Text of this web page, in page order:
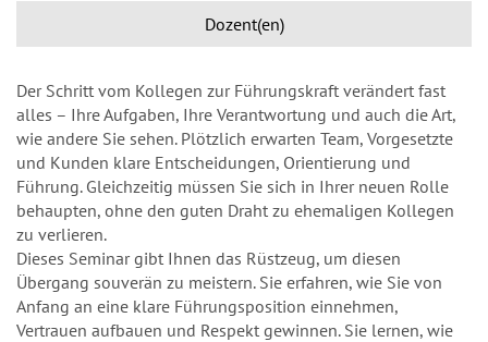
Dozent(en)
Der Schritt vom Kollegen zur Führungskraft verändert fast
alles – Ihre Aufgaben, Ihre Verantwortung und auch die Art,
wie andere Sie sehen. Plötzlich erwarten Team, Vorgesetzte
und Kunden klare Entscheidungen, Orientierung und
Führung. Gleichzeitig müssen Sie sich in Ihrer neuen Rolle
behaupten, ohne den guten Draht zu ehemaligen Kollegen
zu verlieren.
Dieses Seminar gibt Ihnen das Rüstzeug, um diesen
Übergang souverän zu meistern. Sie erfahren, wie Sie von
Anfang an eine klare Führungsposition einnehmen,
Vertrauen aufbauen und Respekt gewinnen. Sie lernen, wie